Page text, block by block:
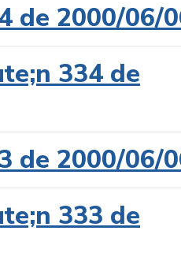
de 2000/06/
334 de
de 2000/06/
333 de